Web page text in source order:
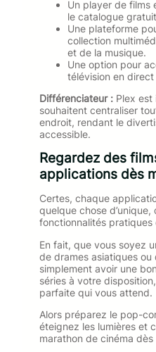
Un player de films
le catalogue
Une plateforme
collection
et de la musique.
Une option pour
télévision en
Différenciateur : Plex
souhaitent centraliser
endroit, rendant le
accessible.
Regardez des
applications dès
Certes, chaque
quelque chose
fonctionnalités pratiques
En fait, que vous soyez
de drames asiatiques ou
simplement avoir une
séries à votre
parfaite qui vous attend.
Alors préparez le pop-
éteignez les lumières et
marathon de cinéma